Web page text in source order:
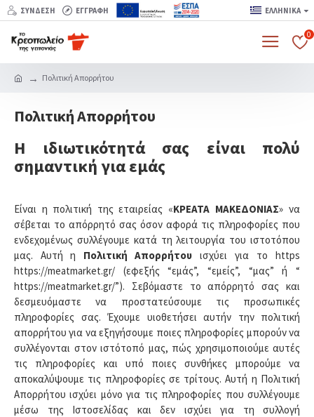
ΣΎΝΔΕΣΗ ΕΓΓΡΑΦΉ ΕΛΛΗΝΙΚΆ
0
Πολιτική Απορρήτου
Πολιτική Απορρήτου
Η ιδιωτικότητά σας είναι πολύ
σημαντική για εμάς
Είναι η πολιτική της εταιρείας «ΚΡΕΑΤΑ ΜΑΚΕΔΟΝΙΑΣ» να
σέβεται το απόρρητό σας όσον αφορά τις πληροφορίες που
ενδεχομένως συλλέγουμε κατά τη λειτουργία του ιστοτόπου
μας. Αυτή η Πολιτική Απορρήτου ισχύει για το https
https://meatmarket.gr/ (εφεξής “εμάς”, “εμείς”, “μας” ή “
https://meatmarket.gr/”). Σεβόμαστε το απόρρητό σας και
δεσμευόμαστε να προστατεύσουμε τις προσωπικές
πληροφορίες σας. Έχουμε υιοθετήσει αυτήν την πολιτική
απορρήτου για να εξηγήσουμε ποιες πληροφορίες μπορούν να
συλλέγονται στον ιστότοπό μας, πώς χρησιμοποιούμε αυτές
τις πληροφορίες και υπό ποιες συνθήκες μπορούμε να
αποκαλύψουμε τις πληροφορίες σε τρίτους. Αυτή η Πολιτική
Απορρήτου ισχύει μόνο για τις πληροφορίες που συλλέγουμε
μέσω της Ιστοσελίδας και δεν ισχύει για τη συλλογή